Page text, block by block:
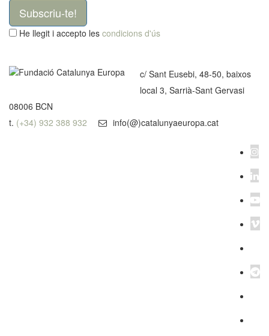
Subscriu-te!
He llegit i accepto les condicions d'ús
c/ Sant Eusebi, 48-50, baixos
local 3, Sarrià-Sant Gervasi
08006 BCN
t. (+34) 932 388 932 info(@)catalunyaeuropa.cat